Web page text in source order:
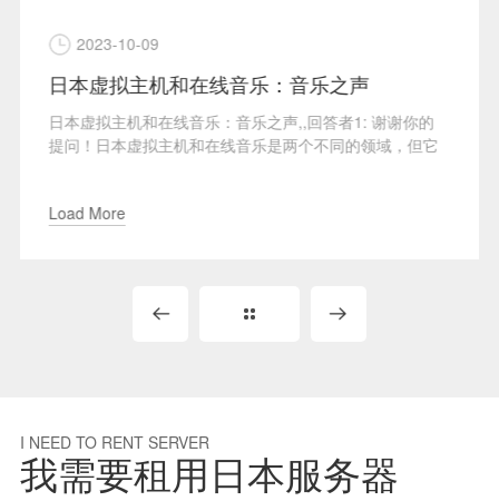
谢你的
，但它
为什么日本虚拟主机是最佳选择？,,,回答者1: 日本虚
机之所以被认为是最佳选择，是因为它具有出色的网
I NEED TO RENT SERVER
我需要租用日本服务器